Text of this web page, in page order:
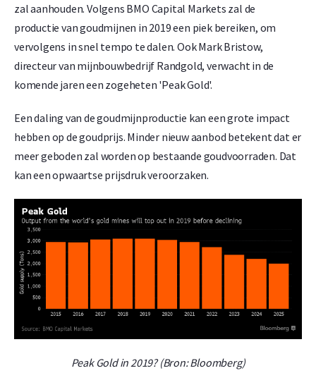
zal aanhouden. Volgens BMO Capital Markets zal de
productie van goudmijnen in 2019 een piek bereiken, om
vervolgens in snel tempo te dalen. Ook Mark Bristow,
directeur van mijnbouwbedrijf Randgold, verwacht in de
komende jaren een zogeheten 'Peak Gold'.
Een daling van de goudmijnproductie kan een grote impact
hebben op de goudprijs. Minder nieuw aanbod betekent dat er
meer geboden zal worden op bestaande goudvoorraden. Dat
kan een opwaartse prijsdruk veroorzaken.
Peak Gold in 2019? (Bron: Bloomberg)